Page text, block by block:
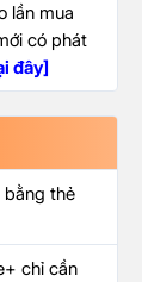
lần mua
có phát
đây]
bằng thẻ
chỉ cần